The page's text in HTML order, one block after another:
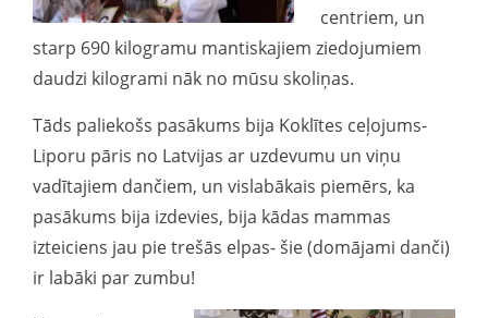
centriem, un
starp 690 kilogramu mantiskajiem ziedojumiem
daudzi kilogrami nāk no mūsu skoliņas.
Tāds paliekošs pasākums bija Koklītes ceļojums-
Liporu pāris no Latvijas ar uzdevumu un viņu
vadītajiem dančiem, un vislabākais piemērs, ka
pasākums bija izdevies, bija kādas mammas
izteiciens jau pie trešās elpas- šie (domājami danči)
ir labāki par zumbu!